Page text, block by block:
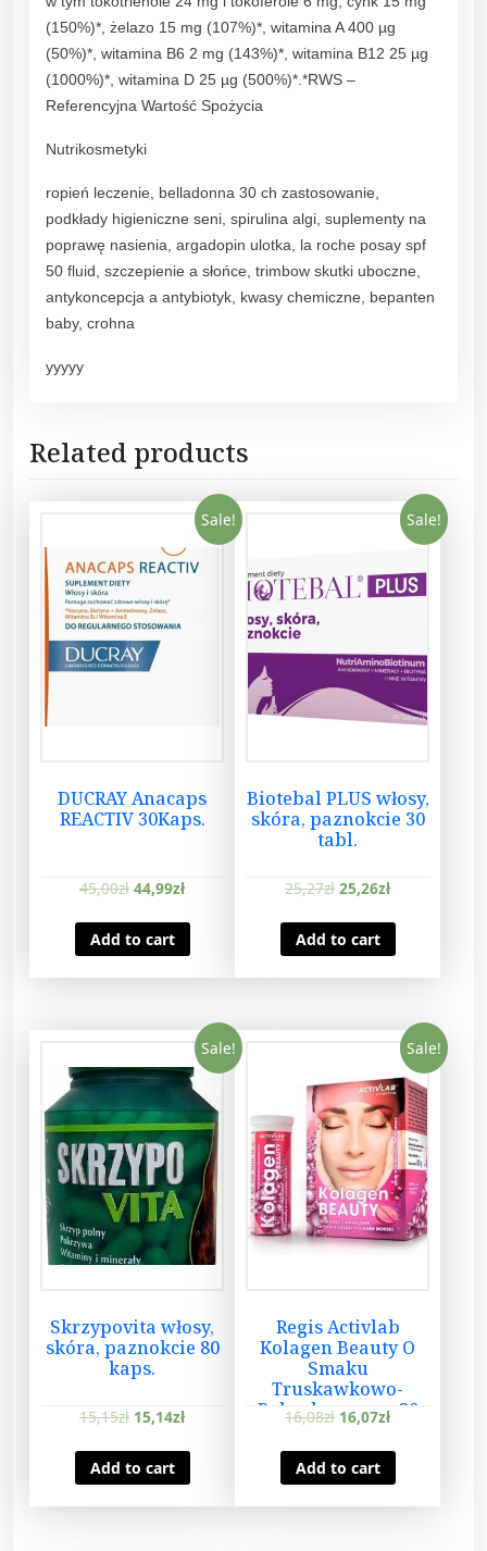
(150%)*, żelazo 15 mg (107%)*, witamina A 400 µg
(50%)*, witamina B6 2 mg (143%)*, witamina B12 25 µg
(1000%)*, witamina D 25 µg (500%)*.*RWS –
Referencyjna Wartość Spożycia
Nutrikosmetyki
ropień leczenie, belladonna 30 ch zastosowanie,
podkłady higieniczne seni, spirulina algi, suplementy na
poprawę nasienia, argadopin ulotka, la roche posay spf
50 fluid, szczepienie a słońce, trimbow skutki uboczne,
antykoncepcja a antybiotyk, kwasy chemiczne, bepanten
baby, crohna
yyyyy
Related products
Sale!
DUCRAY Anacaps
REACTIV 30Kaps.
45,00zł 44,99zł
Add to cart
Sale!
Biotebal PLUS włosy,
skóra, paznokcie 30
tabl.
25,27zł 25,26zł
Add to cart
Sale!
Skrzypovita włosy,
skóra, paznokcie 80
kaps.
15,15zł 15,14zł
Add to cart
Sale!
Regis Activlab
Kolagen Beauty O
Smaku
Truskawkowo-
Rabarbarowym 20
tabl
16,08zł 16,07zł
Add to cart